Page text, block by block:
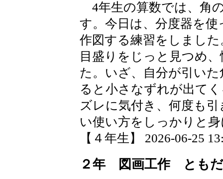
4年生の算数では、角
す。今日は、分度器を
作図する練習をしまし
目盛りをじっと見つめ
た。いざ、自分が引い
ると小さなずれが出て
ズレに気付き、何度も
い使い方をしっかりと
【４年生】 2026-06-25
２年 図画工作 とも